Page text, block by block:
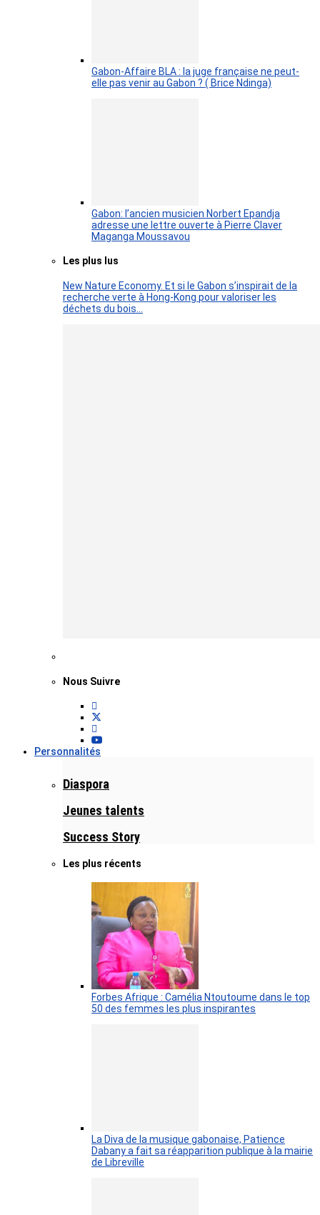
Gabon-Affaire BLA : la juge française ne peut-
elle pas venir au Gabon ? ( Brice Ndinga)
Gabon: l’ancien musicien Norbert Epandja
adresse une lettre ouverte à Pierre Claver
Maganga Moussavou
Les plus lus
New Nature Economy. Et si le Gabon s’inspirait de la
recherche verte à Hong-Kong pour valoriser les
déchets du bois…
Nous Suivre
Personnalités
Diaspora
Jeunes talents
Success Story
Les plus récents
Forbes Afrique : Camélia Ntoutoume dans le top
50 des femmes les plus inspirantes
La Diva de la musique gabonaise, Patience
Dabany a fait sa réapparition publique à la mairie
de Libreville